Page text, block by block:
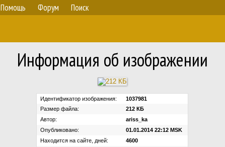
Помощь Форум Поиск
Информация об изображении
Идентификатор изображения:
1037981
Размер файла:
212 КБ
Автор:
ariss_ka
Опубликовано:
01.01.2014 22:12 MSK
Находится на сайте, дней:
4600